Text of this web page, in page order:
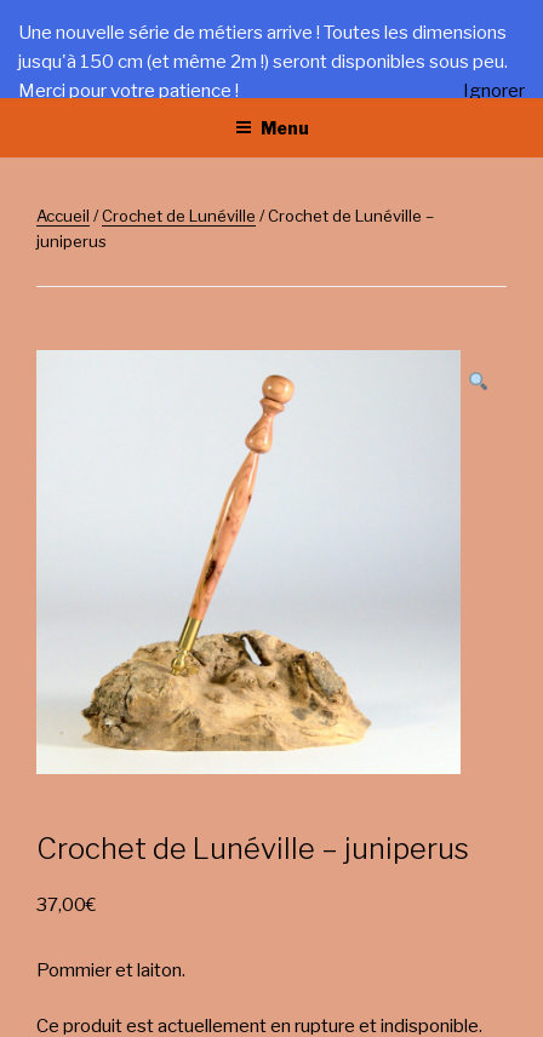
contenu
principal
LA TRÉFILERIE
Gîte et artisanat au coeur du Jura
Menu
Accueil /Crochet de Lunéville / Crochet de Lunéville –
juniperus
Crochet de Lunéville – juniperus
37,00€
Pommier et laiton.
Ce produit est actuellement en rupture et indisponible.
Une nouvelle série de métiers arrive ! Toutes les dimensions
jusqu'à 150 cm (et même 2m !) seront disponibles sous peu.
Merci pour votre patience !
Ignorer